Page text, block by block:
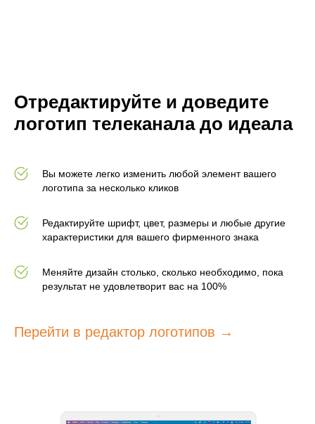
Отредактируйте и доведите
логотип телеканала до идеала
Вы можете легко изменить любой элемент вашего
логотипа за несколько кликов
Редактируйте шрифт, цвет, размеры и любые другие
характеристики для вашего фирменного знака
Меняйте дизайн столько, сколько необходимо, пока
результат не удовлетворит вас на 100%
Перейти в редактор логотипов